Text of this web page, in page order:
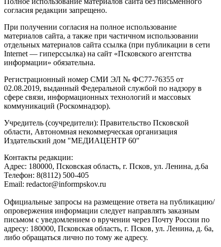
согласия редакции запрещено.
При получении согласия на полное использование
материалов сайта, а также при частичном использовании
отдельных материалов сайта ссылка (при публикации в сети
Internet — гиперссылка) на сайт «Псковского агентства
информации» обязательна.
Регистрационный номер СМИ ЭЛ № ФС77-76355 от
02.08.2019, выданный Федеральной службой по надзору в
сфере связи, информационных технологий и массовых
коммуникаций (Роскомнадзор).
Учредитель (соучредители): Правительство Псковской
области, Автономная некоммерческая организация
Издательский дом "МЕДИАЦЕНТР 60"
Контакты редакции:
Адреc: 180000, Псковская область, г. Псков, ул. Ленина, д.6а
Телефон: 8(8112) 500-405
Email: redactor@informpskov.ru
Официальные запросы на размещение ответа на публикацию/
опровержения информации следует направлять заказным
письмом с уведомлением о вручении через Почту России по
адресу: 180000, Псковская область, г. Псков, ул. Ленина, д. 6а,
либо обращаться лично по тому же адресу.